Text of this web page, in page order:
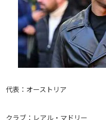
代表：オーストリア
クラブ：レアル・マドリー